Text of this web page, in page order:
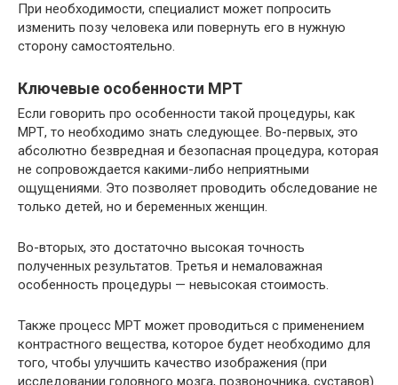
При необходимости, специалист может попросить
изменить позу человека или повернуть его в нужную
сторону самостоятельно.
Ключевые особенности МРТ
Если говорить про особенности такой процедуры, как
МРТ, то необходимо знать следующее. Во-первых, это
абсолютно безвредная и безопасная процедура, которая
не сопровождается какими-либо неприятными
ощущениями. Это позволяет проводить обследование не
только детей, но и беременных женщин.
Во-вторых, это достаточно высокая точность
полученных результатов. Третья и немаловажная
особенность процедуры — невысокая стоимость.
Также процесс МРТ может проводиться с применением
контрастного вещества, которое будет необходимо для
того, чтобы улучшить качество изображения (при
исследовании головного мозга, позвоночника, суставов).